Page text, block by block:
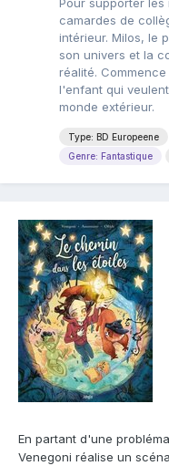
camardes de
intérieur. Milos, le
son univers et la
réalité.
l'enfant qui
monde extérieur.
Type: BD Europeene
Genre: Fantastique
En partant d'une
Venegoni réalise un